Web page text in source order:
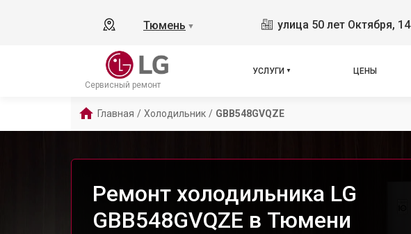
Тюмень ▼ улица 50 лет Октября, 14
Сервисный ремонт
УСЛУГИ ЦЕНЫ
Главная / Холодильник / GBB548GVQZE
Ремонт холодильника LG
GBB548GVQZE в Тюмени